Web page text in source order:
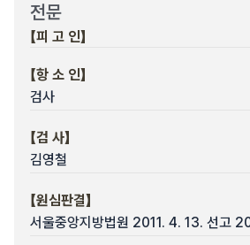
전문
【피 고 인】
【항 소 인】
검사
【검 사】
김영철
【원심판결】
서울중앙지방법원 2011. 4. 13. 선고